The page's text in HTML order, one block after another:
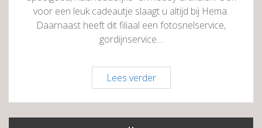
voor een leuk cadeautje slaagt u altijd bij Hema.
Daarnaast heeft dit filiaal een fotosnelservice,
gordijnservice…
Lees verderHema